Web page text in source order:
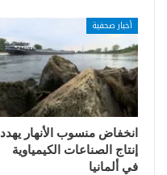
أخبار صحفية
انخفاض منسوب الأنهار يهدد
إنتاج الصناعات الكيمياوية
في ألمانيا